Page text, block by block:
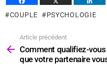
COUPLE PSYCHOLOGIE
plus
Article précédent
Comment qualifiez-
que votre partenaire